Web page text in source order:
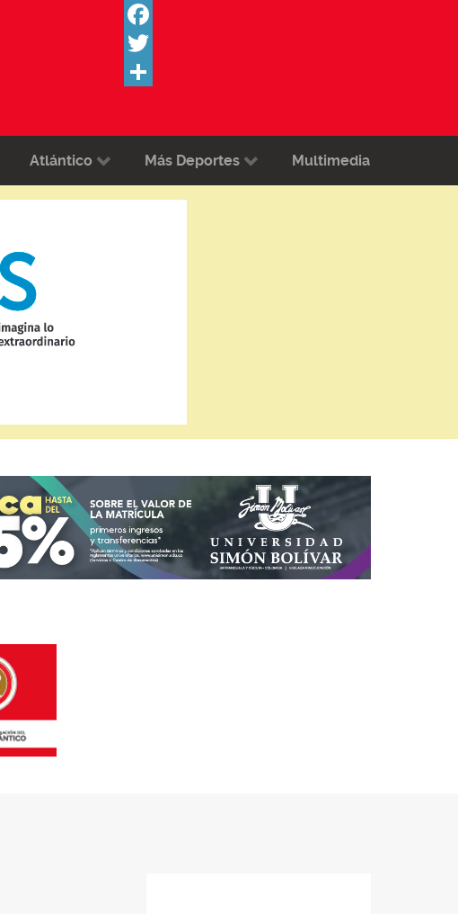
Facebook
Twitter
Atlántico Más Deportes Multimedia